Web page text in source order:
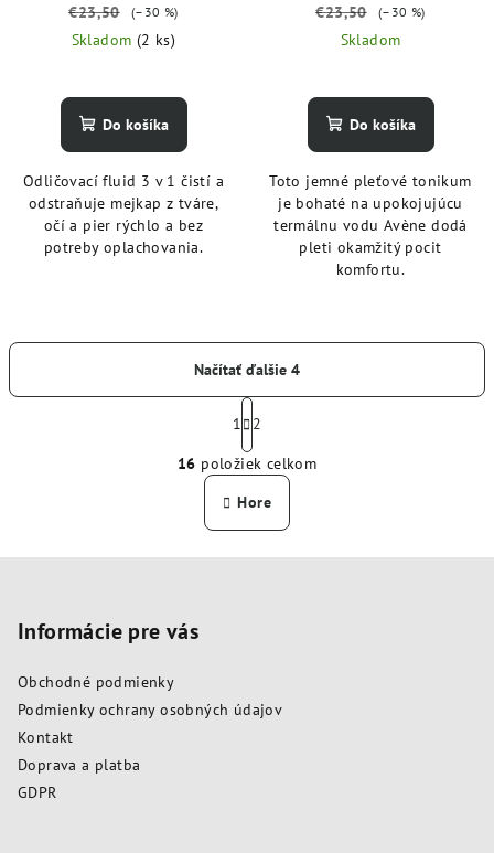
€23,50
(–30 %)
Skladom (2 ks)
Do košíka
Odličovací fluid 3 v 1 čistí a
odstraňuje mejkap z tváre,
očí a pier rýchlo a bez
potreby oplachovania.
€23,50
(–30 %)
Skladom
Do košíka
Toto jemné pleťové tonikum
je bohaté na upokojujúcu
termálnu vodu Avène dodá
pleti okamžitý pocit
komfortu.
O
v
l
á
r
Načítať ďalšie 4
S
t
r
á
n
k
o
v
1
2
16 položiek celkom
Hore
Informácie pre vás
Obchodné podmienky
Podmienky ochrany osobných údajov
Kontakt
Doprava a platba
GDPR